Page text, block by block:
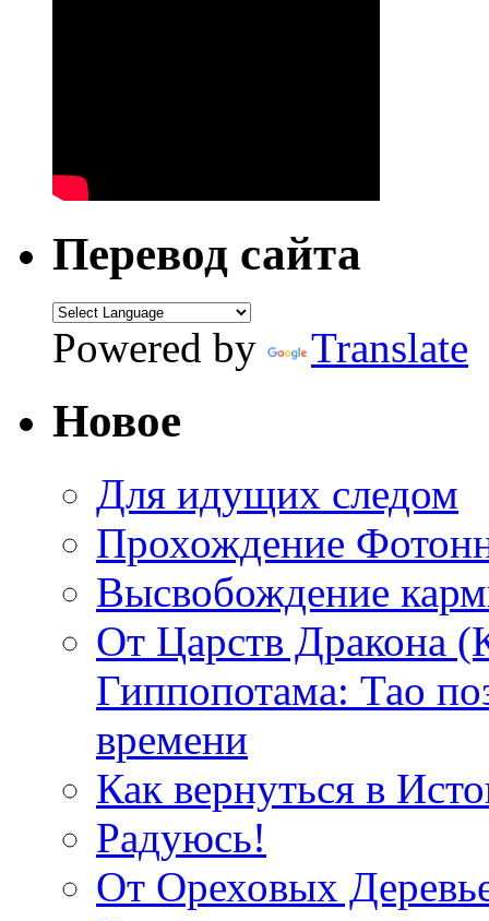
Перевод сайта
Powered by Translate
Новое
Для идущих следом
Прохождение
Высвобождение
От Царств Дракона
Гиппопотама: Тао
времени
Как вернуться в
Радуюсь!
От Ореховых